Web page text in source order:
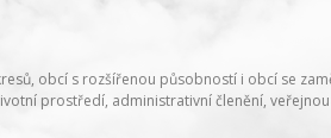
obcí s rozšířenou působností i obcí se
prostředí, administrativní členění,